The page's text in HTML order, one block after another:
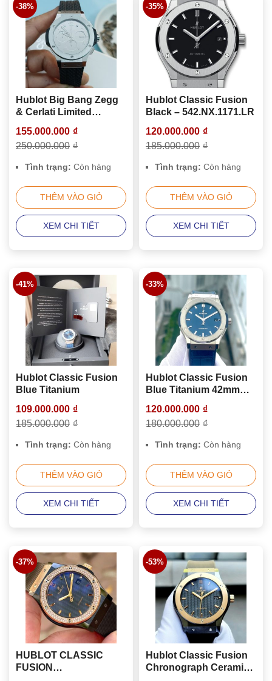
Hublot Big Bang Zegg
& Cerlati Limited
341.SX.0870.VR.ZEC12
155.000.000 ₫
250.000.000 ₫
Tình trạng: Còn hàng
THÊM VÀO GIỎ
-38%
XEM CHI TIẾT
Hublot Classic Fusion
Black – 542.NX.1171.LR
120.000.000 ₫
185.000.000 ₫
Tình trạng: Còn hàng
THÊM VÀO GIỎ
-35%
XEM CHI TIẾT
Hublot Classic Fusion
Blue Titanium
109.000.000 ₫
185.000.000 ₫
Tình trạng: Còn hàng
THÊM VÀO GIỎ
-41%
XEM CHI TIẾT
Hublot Classic Fusion
Blue Titanium 42mm
120.000.000 ₫
180.000.000 ₫
Tình trạng: Còn hàng
THÊM VÀO GIỎ
-33%
XEM CHI TIẾT
HUBLOT CLASSIC
FUSION
-37%
Hublot Classic Fusion
Chronograph Ceramic
-53%